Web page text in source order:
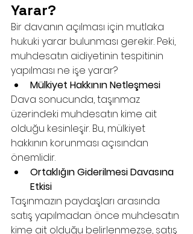
Yarar?
Bir davanın açılması için mutlaka
hukuki yarar bulunması gerekir. Peki,
muhdesatın aidiyetinin tespitinin
yapılması ne işe yarar?
Mülkiyet Hakkının Netleşmesi
Dava sonucunda, taşınmaz
üzerindeki muhdesatın kime ait
olduğu kesinleşir. Bu, mülkiyet
hakkının korunması açısından
önemlidir.
Ortaklığın Giderilmesi Davasına
Etkisi
Taşınmazın paydaşları arasında
satış yapılmadan önce muhdesatın
kime ait olduğu belirlenmezse, satış